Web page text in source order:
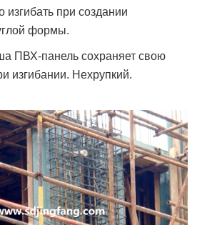
при создании
формы.
ПВХ-панель сохраняет свою
изгибании. Нехрупкий.